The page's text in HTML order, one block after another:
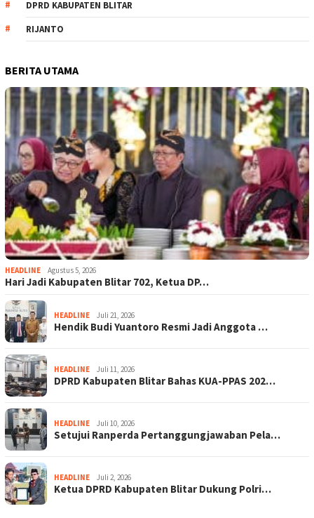
DPRD KABUPATEN BLITAR
RIJANTO
BERITA UTAMA
HEADLINE Agustus 5, 2026
Hari Jadi Kabupaten Blitar 702, Ketua DP…
HEADLINE Juli 21, 2026
Hendik Budi Yuantoro Resmi Jadi Anggota …
HEADLINE Juli 11, 2026
DPRD Kabupaten Blitar Bahas KUA-PPAS 202…
HEADLINE Juli 10, 2026
Setujui Ranperda Pertanggungjawaban Pela…
HEADLINE Juli 2, 2026
Ketua DPRD Kabupaten Blitar Dukung Polri…